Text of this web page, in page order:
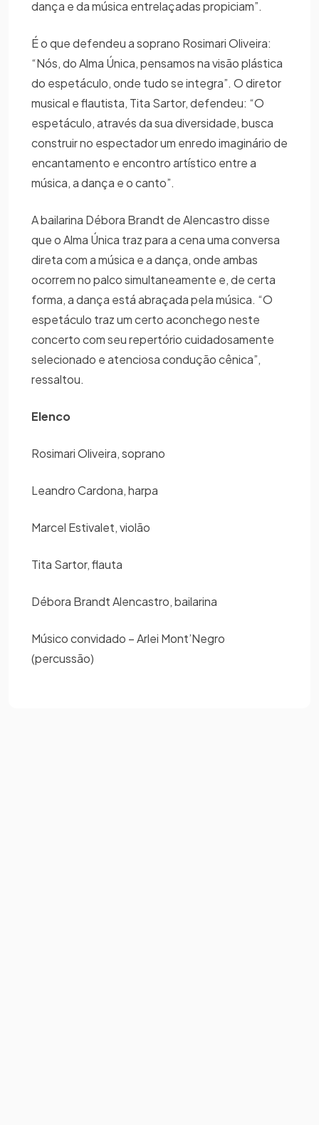
dança e da música entrelaçadas propiciam”.
É o que defendeu a soprano Rosimari Oliveira:
“Nós, do Alma Única, pensamos na visão plástica
do espetáculo, onde tudo se integra”. O diretor
musical e flautista, Tita Sartor, defendeu: “O
espetáculo, através da sua diversidade, busca
construir no espectador um enredo imaginário de
encantamento e encontro artístico entre a
música, a dança e o canto”.
A bailarina Débora Brandt de Alencastro disse
que o Alma Única traz para a cena uma conversa
direta com a música e a dança, onde ambas
ocorrem no palco simultaneamente e, de certa
forma, a dança está abraçada pela música. “O
espetáculo traz um certo aconchego neste
concerto com seu repertório cuidadosamente
selecionado e atenciosa condução cênica”,
ressaltou.
Elenco
Rosimari Oliveira, soprano
Leandro Cardona, harpa
Marcel Estivalet, violão
Tita Sartor, flauta
Débora Brandt Alencastro, bailarina
Músico convidado – Arlei Mont’Negro
(percussão)